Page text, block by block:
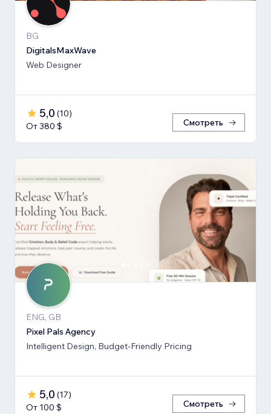
BG
DigitalsMaxWave
Web Designer
5,0 (10)
От 380 $
Смотреть
ENG, GB
Pixel Pals Agency
Intelligent Design, Budget-Friendly Pricing
5,0 (17)
От 100 $
Смотреть